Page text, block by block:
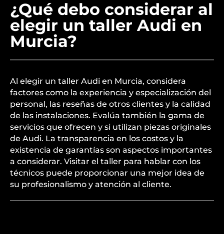
¿Qué debo considerar al
elegir un taller Audi en
Murcia?
Al elegir un taller Audi en Murcia, considera
factores como la experiencia y especialización del
personal, las reseñas de otros clientes y la calidad
de las instalaciones. Evalúa también la gama de
servicios que ofrecen y si utilizan piezas originales
de Audi. La transparencia en los costos y la
existencia de garantías son aspectos importantes
a considerar. Visitar el taller para hablar con los
técnicos puede proporcionar una mejor idea de
su profesionalismo y atención al cliente.